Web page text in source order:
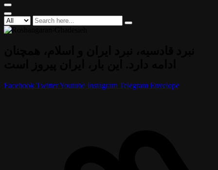
Facebook TwitterYoutube Instagram Telegram Envelope